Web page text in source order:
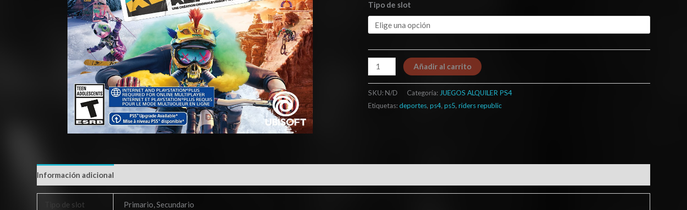
Tipo de slot
Añadir al carrito
SKU:N/D Categoría:JUEGOS ALQUILER PS4
Etiquetas:deportes, ps4, ps5, riders republic
Información adicional
Tipo de slot Primario, Secundario